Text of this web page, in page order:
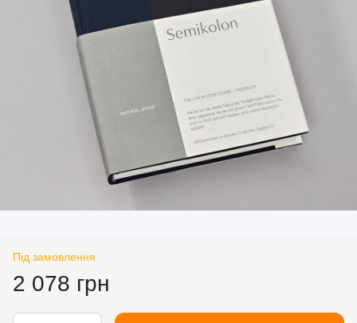
Під замовлення
2 078 грн